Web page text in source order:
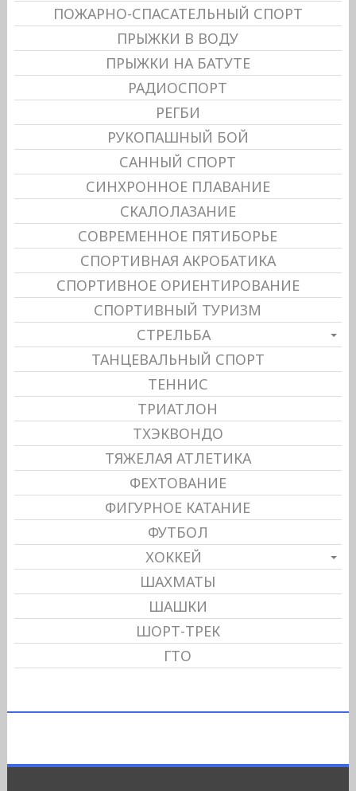
ПОЖАРНО-СПАСАТЕЛЬНЫЙ СПОРТ
ПРЫЖКИ В ВОДУ
ПРЫЖКИ НА БАТУТЕ
РАДИОСПОРТ
РЕГБИ
РУКОПАШНЫЙ БОЙ
САННЫЙ СПОРТ
СИНХРОННОЕ ПЛАВАНИЕ
СКАЛОЛАЗАНИЕ
СОВРЕМЕННОЕ ПЯТИБОРЬЕ
СПОРТИВНАЯ АКРОБАТИКА
СПОРТИВНОЕ ОРИЕНТИРОВАНИЕ
СПОРТИВНЫЙ ТУРИЗМ
СТРЕЛЬБА
ТАНЦЕВАЛЬНЫЙ СПОРТ
ТЕННИС
ТРИАТЛОН
ТХЭКВОНДО
ТЯЖЕЛАЯ АТЛЕТИКА
ФЕХТОВАНИЕ
ФИГУРНОЕ КАТАНИЕ
ФУТБОЛ
ХОККЕЙ
ШАХМАТЫ
ШАШКИ
ШОРТ-ТРЕК
ГТО